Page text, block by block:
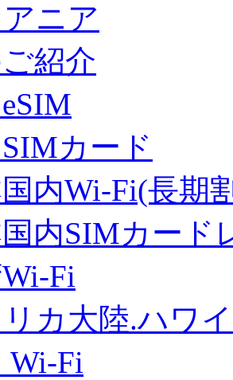
ニア
紹介
カード
国内Wi-Fi(長期
国内SIMカード
Fi
カ大陸.ハワ
Wi-Fi